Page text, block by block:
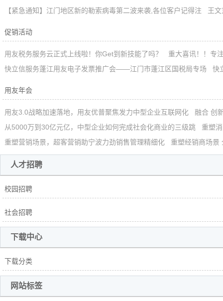
【紧急通知】江门地区新的勒索病毒第二波来袭,各位客户记得注
王
促销活动
用友税务服务云正式上线啦！你Get到新技能了吗？
重大喜讯！！专
快立信服务蓬江用友电子发票推广会——江门市蓬江区国税局专场
快
用友年会
用友3.0战略加速落地，用友优普聚焦发力中型企业互联网化
融合 创
从5000万到30亿元亿，中型企业如何完成社会化商业的三级跳
重塑
重塑营销场景，超客营销助宁波力劲销售管理精细化
重塑经销商场景
人才招聘
校园招聘
社会招聘
下载中心
下载分类
网站标签